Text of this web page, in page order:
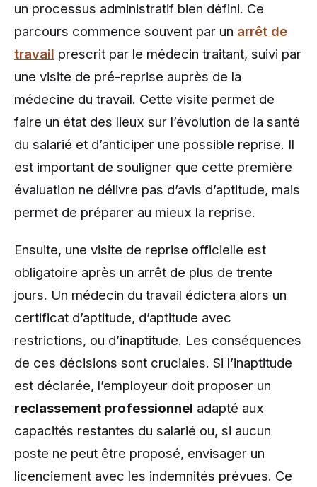
un processus administratif bien défini. Ce
parcours commence souvent par un arrêt de
travail prescrit par le médecin traitant, suivi par
une visite de pré-reprise auprès de la
médecine du travail. Cette visite permet de
faire un état des lieux sur l’évolution de la santé
du salarié et d’anticiper une possible reprise. Il
est important de souligner que cette première
évaluation ne délivre pas d’avis d’aptitude, mais
permet de préparer au mieux la reprise.
Ensuite, une visite de reprise officielle est
obligatoire après un arrêt de plus de trente
jours. Un médecin du travail édictera alors un
certificat d’aptitude, d’aptitude avec
restrictions, ou d’inaptitude. Les conséquences
de ces décisions sont cruciales. Si l’inaptitude
est déclarée, l’employeur doit proposer un
reclassement professionnel adapté aux
capacités restantes du salarié ou, si aucun
poste ne peut être proposé, envisager un
licenciement avec les indemnités prévues. Ce